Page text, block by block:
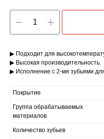
▶ Подходит для
▶ Высокая производительность.
▶ Исполнение с 2-мя зубьями
Покрытие
Группа обрабатываемых
материалов
Количество зубьев